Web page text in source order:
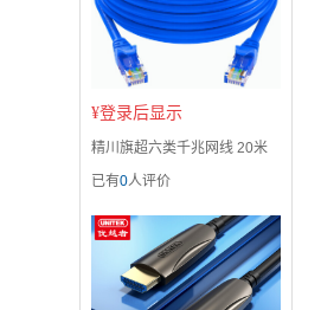
¥登录后显示
精川旗超六类千兆网线 20米
已有0人评价